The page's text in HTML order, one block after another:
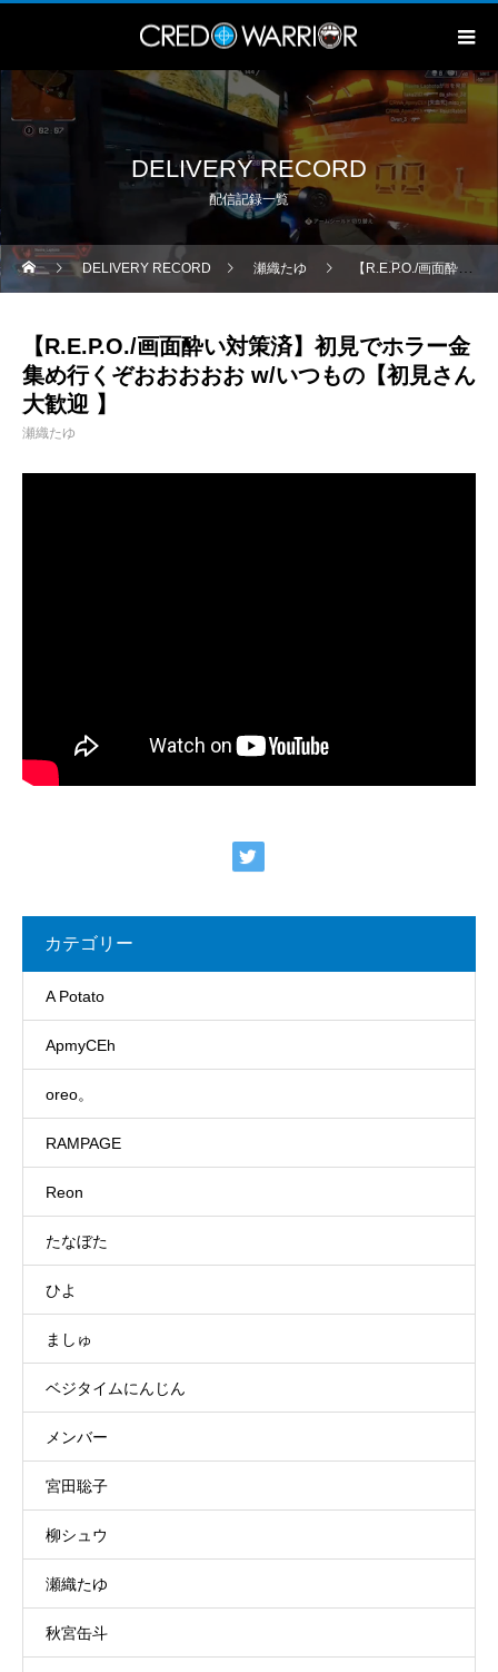
DELIVERY RECORD
配信記録一覧
DELIVERY RECORD 瀬織たゆ 【R.E.P.O./画面酔い対策済】初見でホラー金集め行くぞおおおおお w/いつもの【初見さん大歓迎 】
【R.E.P.O./画面酔い対策済】初見でホラー金
集め行くぞおおおおお w/いつもの【初見さん
大歓迎 】
瀬織たゆ
カテゴリー
A Potato
ApmyCEh
oreo。
RAMPAGE
Reon
たなぼた
ひよ
ましゅ
ベジタイムにんじん
メンバー
宮田聡子
柳シュウ
瀬織たゆ
秋宮缶斗